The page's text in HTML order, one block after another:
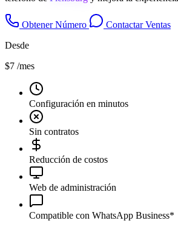
Obtener Número
Contactar Ventas
Desde
$7 /mes
Configuración en minutos
Sin contratos
Reducción de costos
Web de administración
Compatible con WhatsApp Business*